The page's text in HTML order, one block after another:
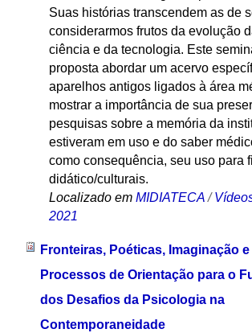
Suas histórias transcendem as de
considerarmos frutos da evolução
ciência e da tecnologia. Este
proposta abordar um acervo
aparelhos antigos ligados à área
mostrar a importância de sua
pesquisas sobre a memória da
estiveram em uso e do saber
como consequência, seu uso para
didático/culturais.
Localizado em MIDIATECA /
2021
Fronteiras, Poéticas, Imaginação
Processos de Orientação para o
dos Desafios da Psicologia na
Contemporaneidade